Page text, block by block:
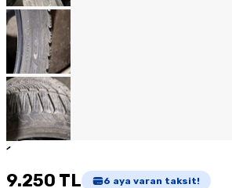
1
9.250 TL 6 aya varan taksit!